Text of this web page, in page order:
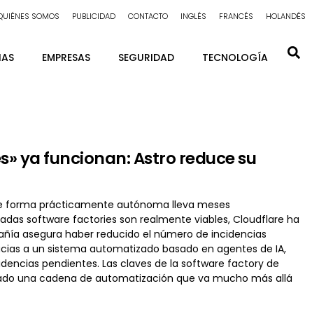
SOMOS PUBLICIDAD CONTACTO INGLÉS FRANCÉS HOLANDÉS
EMPRESAS SEGURIDAD TECNOLOGÍA
ya funcionan: Astro reduce su
forma prácticamente autónoma lleva meses
software factories son realmente viables, Cloudflare ha
asegura haber reducido el número de incidencias
a un sistema automatizado basado en agentes de IA,
pendientes. Las claves de la software factory de
una cadena de automatización que va mucho más allá